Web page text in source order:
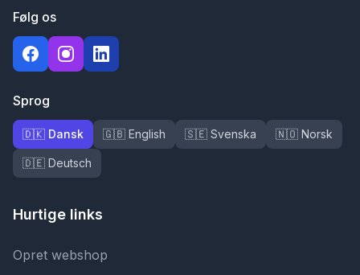
Følg os
Sprog
🇩🇰 Dansk 🇬🇧 English 🇸🇪 Svenska 🇳🇴 Norsk
🇩🇪 Deutsch
Hurtige links
Opret webshop